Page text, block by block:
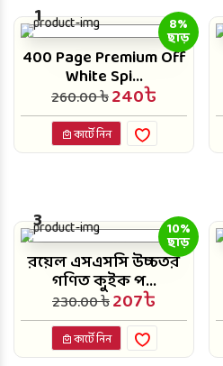
1 8%
ছাড়
400 Page Premium Off
White Spi...
260.00 ৳240৳
কার্টে নিন
3 10%
ছাড়
রয়েল এসএসসি উচ্চতর
গণিত কুইক প...
230.00 ৳207৳
কার্টে নিন